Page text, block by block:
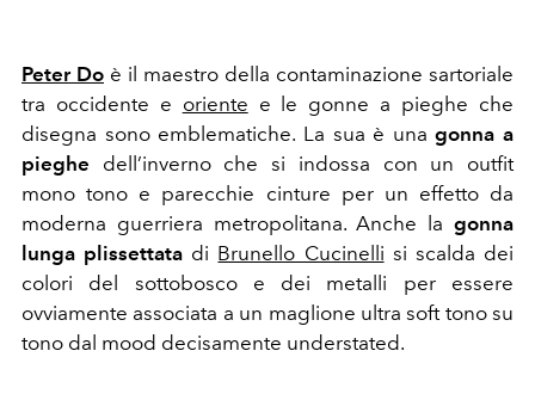
Peter Do è il maestro della contaminazione sartoriale
tra occidente e oriente e le gonne a pieghe che
disegna sono emblematiche. La sua è unagonna a
pieghe dell’inverno che si indossa con un outfit
mono tono e parecchie cinture per un effetto da
moderna guerriera metropolitana. Anche la gonna
lunga plissettata di Brunello Cucinelli si scalda dei
colori del sottobosco e dei metalli per essere
ovviamente associata a un maglione ultra soft tono su
tono dal mood decisamente understated.